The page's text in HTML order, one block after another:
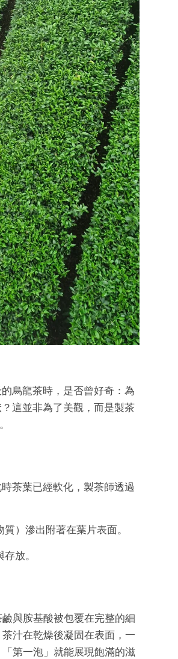
烏龍茶時，是否曾好奇：為
這並非為了美觀，而是製茶
。
茶葉已經軟化，製茶師透過
）滲出附著在葉片表面。
放。
與胺基酸被包覆在完整的細
汁在乾燥後凝固在表面，一
第一泡」就能展現飽滿的滋